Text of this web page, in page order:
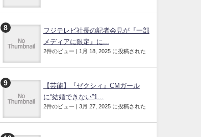
フジテレビ社長の記者会見が『一部
メディアに限定』に...
2件のビュー 1月 18, 2025 に投稿された
【芸能】『ゼクシィ』CMガール
に“結婚できない”1...
2件のビュー 3月 27, 2025 に投稿された